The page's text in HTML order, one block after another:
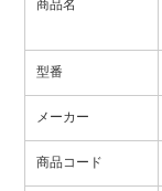
商品名
型番
メーカー
商品コード